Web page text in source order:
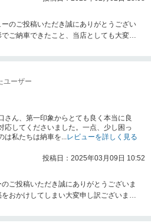
のご投稿いただき誠にありがとうござい
ご納車できたこと、当店としても大変う
販売店の中からネクステージ仙台利府店
ユーザー
さん、第一印象からとても良く本当に良
応してくださいました。一点、少し困っ
は私たちは納車を... レビューを詳しく見る
投稿日：2025年03月09日 10:52
ご投稿いただき誠にありがとうございま
おかけしてしまい大変申し訳ございませ
ただきます。最後になりますが、この度